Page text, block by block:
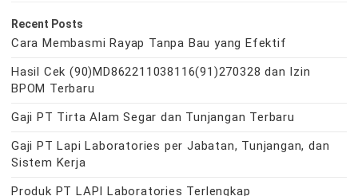
Recent Posts
Cara Membasmi Rayap Tanpa Bau yang Efektif
Hasil Cek (90)MD862211038116(91)270328 dan Izin
BPOM Terbaru
Gaji PT Tirta Alam Segar dan Tunjangan Terbaru
Gaji PT Lapi Laboratories per Jabatan, Tunjangan, dan
Sistem Kerja
Produk PT LAPI Laboratories Terlengkap